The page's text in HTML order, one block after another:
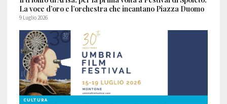
La voce d’oro e l’orchestra che incantano Piazza Duomo
9 Luglio 2026
CULTURA